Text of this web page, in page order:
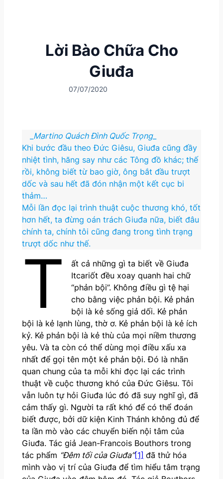
Lời Bào Chữa Cho
Giuđa
07/07/2020
Martino Quách Đình Quốc Trọng_
Khi bước đầu theo Đức Giêsu, Giuđa cũng đầy
nhiệt tình, hăng say như các Tông đồ khác; thế
rồi, không biết từ bao giờ, ông bắt đầu trượt
dốc và sau hết đã đón nhận một kết cục bi
thảm…
Mỗi lần đọc lại trình thuật cuộc thương khó, tốt
hơn hết, ta đừng oán trách Giuđa nữa, biết đâu
chính ta, chính tôi cũng đang trong tình trạng
trượt dốc như thế.
T
ất cả những gì ta biết về Giuđa
Itcariốt đều xoay quanh hai chữ
“phản bội”. Không điều gì tệ hại
cho bằng việc phản bội. Kẻ phản
bội là kẻ sống giả dối. Kẻ phản
bội là kẻ lạnh lùng, thờ ơ. Kẻ phản bội là kẻ ích
kỷ. Kẻ phản bội là kẻ thù của mọi niềm thương
yêu. Và ta còn có thể dùng mọi điều xấu xa
nhất để gọi tên một kẻ phản bội. Đó là nhãn
quan chung của ta mỗi khi đọc lại các trình
thuật về cuộc thương khó của Đức Giêsu. Tôi
vẫn luôn tự hỏi Giuđa lúc đó đã suy nghĩ gì, đã
cảm thấy gì. Người ta rất khó để có thể đoán
biết được, bởi dữ kiện Kinh Thánh không đủ để
ta lần mò vào các chuyển biến nội tâm của
Giuđa. Tác giả Jean-Francois Bouthors trong
tác phẩm “Đêm tối của Giuđa”[1] đã thử hóa
mình vào vị trí của Giuđa để tìm hiểu tâm trạng